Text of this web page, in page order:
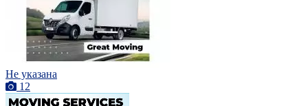
Не указана
12